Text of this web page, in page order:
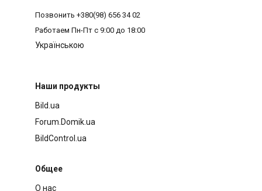
Позвонить +380(98) 656 34 02
Работаем Пн-Пт с 9:00 до 18:00
Українською
Наши продукты
Bild.ua
Forum.Domik.ua
BildControl.ua
Общее
О нас